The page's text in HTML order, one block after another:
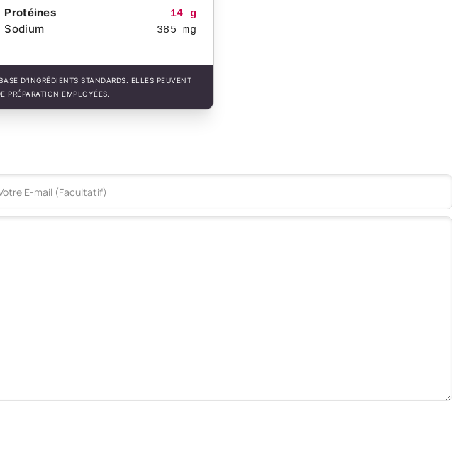
Protéines 14 g
Sodium 385 mg
D'INGRÉDIENTS STANDARDS. ELLES PEUVENT
PRÉPARATION EMPLOYÉES.